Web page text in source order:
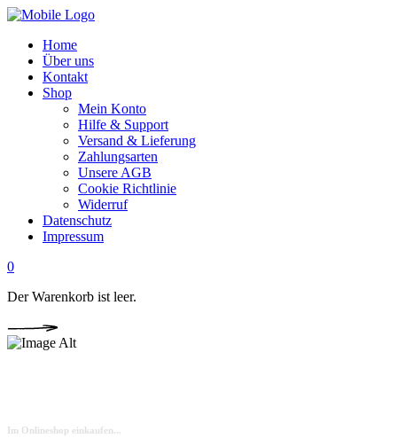
Home
Über uns
Kontakt
Shop
Mein Konto
Hilfe & Support
Versand & Lieferung
Zahlungsarten
Unsere AGB
Cookie Richtlinie
Widerruf
Datenschutz
Impressum
0
Der Warenkorb ist leer.
Im Onlineshop einkaufen...